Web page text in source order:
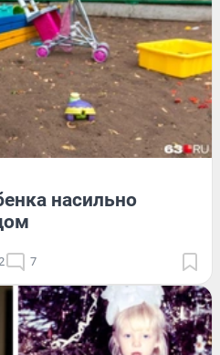
насильно
7